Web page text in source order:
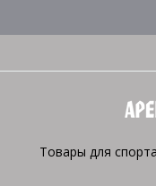
Товары для